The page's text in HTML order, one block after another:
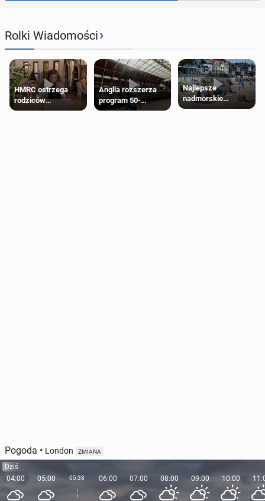
Rolki Wiadomości›
HMRC ostrzega
rodziców
pobierających Child
Anglia rozszerza
program 50-
procentowych
Najlepsze
nadmorskie
miasteczko blisko
Pogoda • London ZMIANA
Dziś
04:00
05:00 05:38 06:00 07:00 08:00 09:00 10:00